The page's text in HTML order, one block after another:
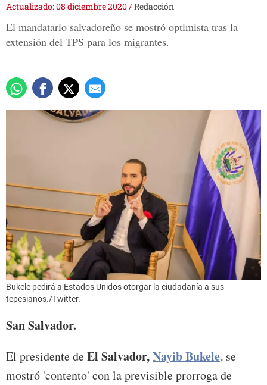
Actualizado: 08 diciembre 2020/Redacción
El mandatario salvadoreño se mostró optimista tras la
extensión del TPS para los migrantes.
Bukele pedirá a Estados Unidos otorgar la ciudadanía a sus
tepesianos./Twitter.
San Salvador.
El presidente deEl Salvador,Nayib Bukele, se
mostró 'contento' con la previsible prorroga de